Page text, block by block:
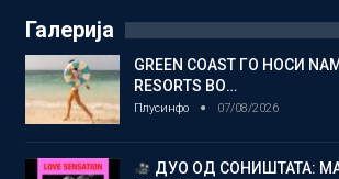
Галерија
GREEN COAST ГО НОСИ
RESORTS ВО…
Плусинфо 07/08/2026
ДУО ОД СОНИШТАТА: